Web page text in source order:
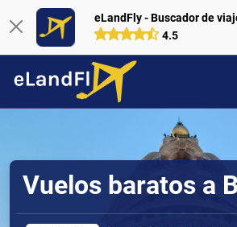
eLandFly - Buscador de
4.5
Vuelos baratos a